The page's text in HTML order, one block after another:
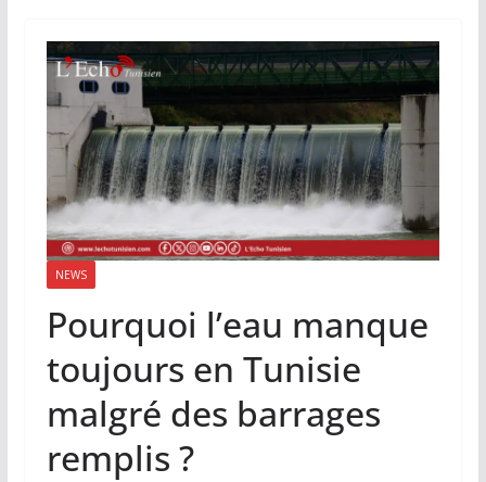
NEWS
Pourquoi l’eau manque
toujours en Tunisie
malgré des barrages
remplis ?